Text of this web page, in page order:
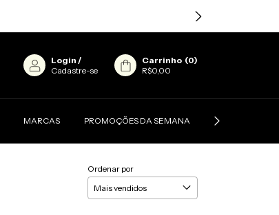
Login /
Cadastre-se
Carrinho (0)
R$0,00
MARCAS PROMOÇÕES DA SEMANA CONTATO
Ordenar por